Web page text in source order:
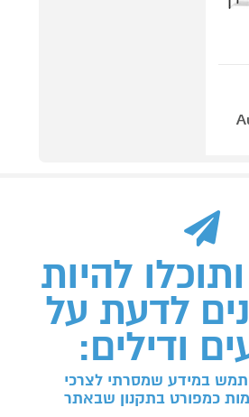
להיות
לדעת על
ודילים:
במידע שמסרתי לצרכי
כמפורט בתקנון שבאתר